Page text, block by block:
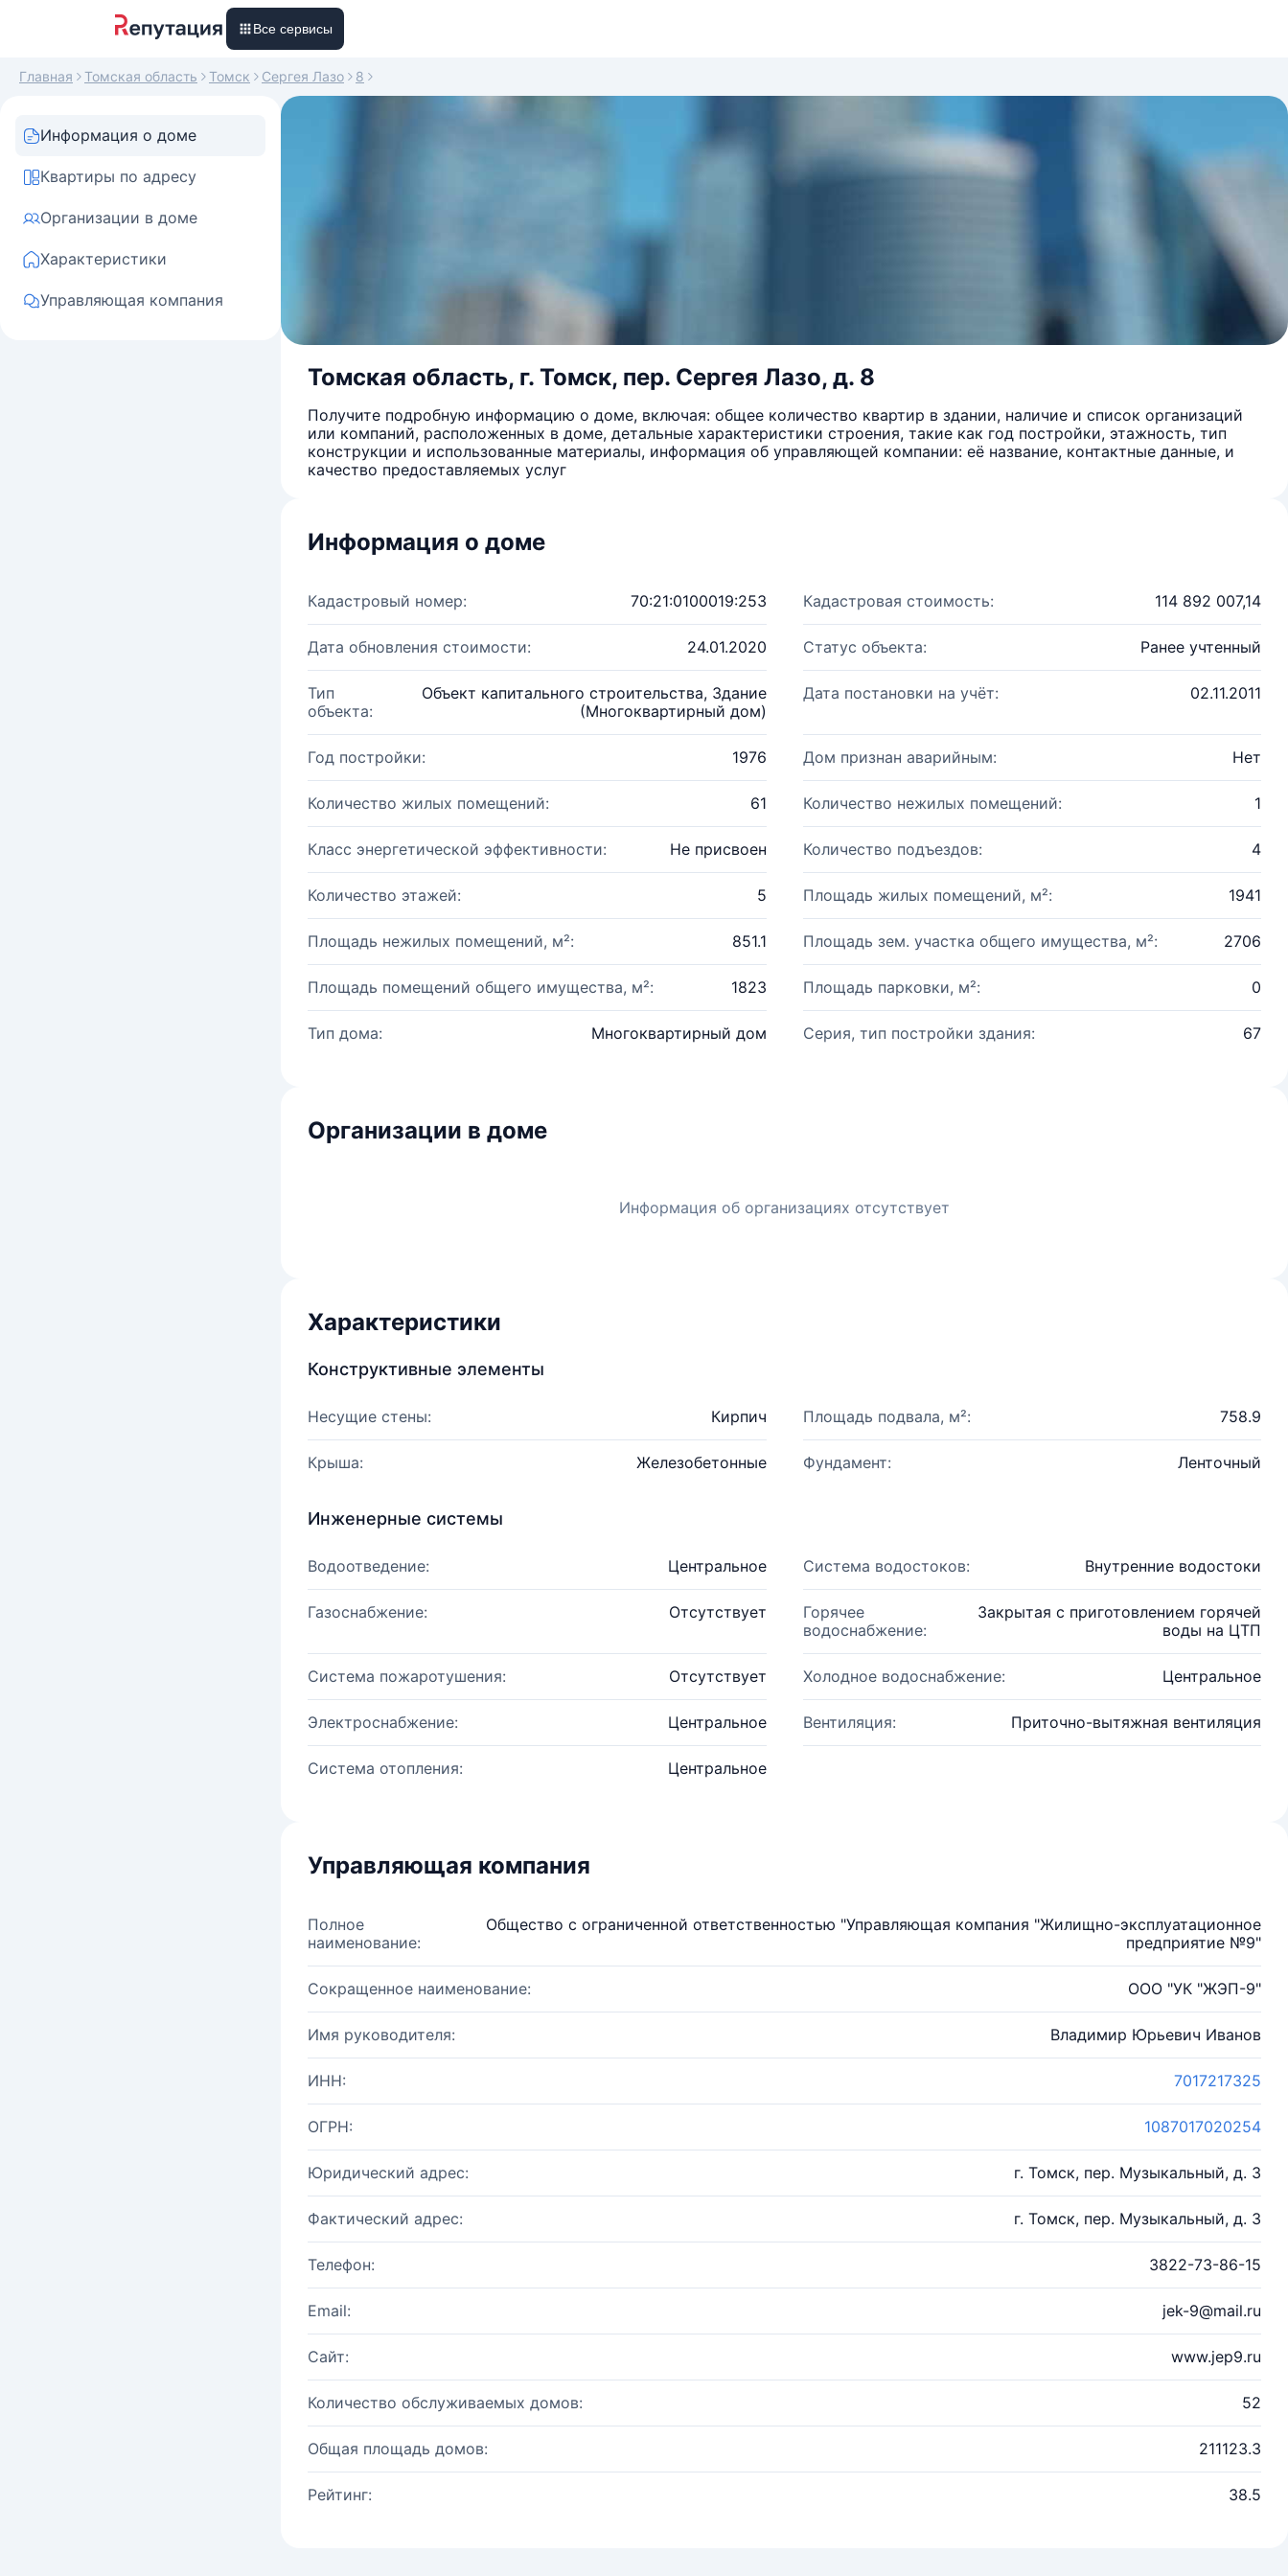
Все сервисы
Главная Томская область Томск Сергея Лазо 8
Информация о доме
Квартиры по адресу
Организации в доме
Характеристики
Управляющая компания
Томская область, г. Томск, пер. Сергея Лазо, д. 8
Получите подробную информацию о доме, включая: общее количество квартир в здании, наличие и список организаций
или компаний, расположенных в доме, детальные характеристики строения, такие как год постройки, этажность, тип
конструкции и использованные материалы, информация об управляющей компании: её название, контактные данные, и
качество предоставляемых услуг
Информация о доме
Кадастровый номер: 70:21:0100019:253 Кадастровая стоимость: 114 892 007,14
Дата обновления стоимости: 24.01.2020 Статус объекта: Ранее учтенный
Тип
объекта:
Объект капитального строительства, Здание
(Многоквартирный дом)
Дата постановки на учёт: 02.11.2011
Год постройки: 1976 Дом признан аварийным: Нет
Количество жилых помещений: 61 Количество нежилых помещений: 1
Класс энергетической эффективности: Не присвоен Количество подъездов: 4
Количество этажей: 5 Площадь жилых помещений, м²: 1941
Площадь нежилых помещений, м²: 851.1 Площадь зем. участка общего имущества, м²: 2706
Площадь помещений общего имущества, м²: 1823 Площадь парковки, м²: 0
Тип дома: Многоквартирный дом Серия, тип постройки здания: 67
Организации в доме
Информация об организациях отсутствует
Характеристики
Конструктивные элементы
Несущие стены: Кирпич Площадь подвала, м²: 758.9
Крыша: Железобетонные Фундамент: Ленточный
Инженерные системы
Водоотведение: Центральное Система водостоков: Внутренние водостоки
Газоснабжение: Отсутствует
Горячее
водоснабжение:
Закрытая с приготовлением горячей
воды на ЦТП
Система пожаротушения: Отсутствует Холодное водоснабжение: Центральное
Электроснабжение: Центральное Вентиляция: Приточно-вытяжная вентиляция
Система отопления: Центральное
Управляющая компания
Полное
наименование:
Общество с ограниченной ответственностью "Управляющая компания "Жилищно-эксплуатационное
предприятие №9"
Сокращенное наименование: ООО "УК "ЖЭП-9"
Имя руководителя: Владимир Юрьевич Иванов
ИНН: 7017217325
ОГРН: 1087017020254
Юридический адрес: г. Томск, пер. Музыкальный, д. 3
Фактический адрес: г. Томск, пер. Музыкальный, д. 3
Телефон: 3822-73-86-15
Email: jek-9@mail.ru
Сайт: www.jep9.ru
Количество обслуживаемых домов: 52
Общая площадь домов: 211123.3
Рейтинг: 38.5